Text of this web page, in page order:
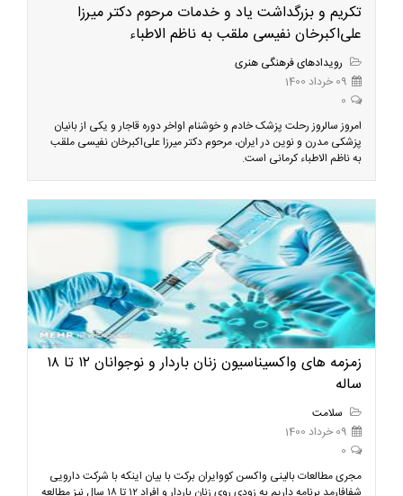
تکریم و بزرگداشت یاد و خدمات مرحوم دکتر میرزا
علی‌اکبرخان نفیسی ملقب به ناظم الاطباء
رویدادهای فرهنگی هنری
09 خرداد 1400
0
امروز سالروز رحلت پزشک خادم و خوشنام اواخر دوره قاجار و یکی از بانیان
پزشکی مدرن و نوین در ایران، مرحوم دکتر میرزا علی‌اکبرخان نفیسی ملقب
به ناظم الاطباء کرمانی است.
زمزمه های واکسیناسیون زنان باردار و نوجوانان ۱۲ تا ۱۸
ساله
سلامت
09 خرداد 1400
0
مجری مطالعات بالینی واکسن کووایران برکت با بیان اینکه با شرکت دارویی